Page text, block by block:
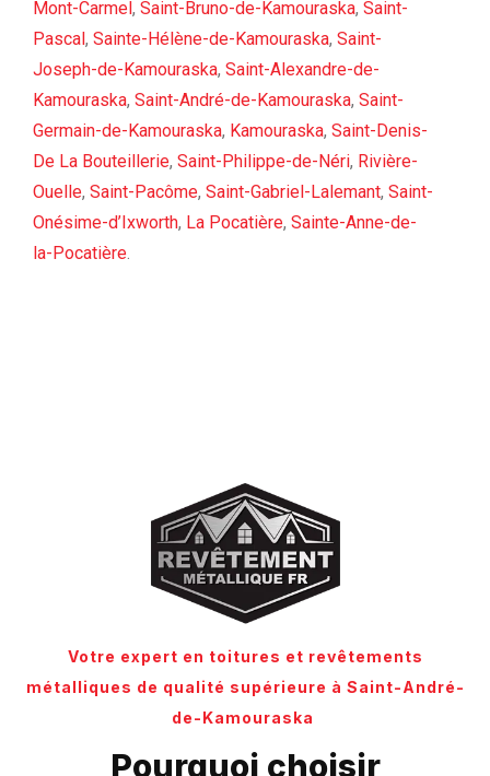
Mont-Carmel , Saint-Bruno-de-Kamouraska, Saint-
Pascal , Sainte-Hélène-de-Kamouraska, Saint-
Joseph-de-Kamouraska, Saint-Alexandre-de-
Kamouraska, Saint-André-de-Kamouraska, Saint-
Germain-de-Kamouraska, Kamouraska, Saint-Denis-
De La Bouteillerie, Saint-Philippe-de-Néri, Rivière-
Ouelle, Saint-Pacôme, Saint-Gabriel-Lalemant, Saint-
Onésime-d’Ixworth, La Pocatière, Sainte-Anne-de-
la-Pocatière.
Votre expert en toitures et revêtements
métalliques de qualité supérieure à Saint-André-
de-Kamouraska
Pourquoi choisir